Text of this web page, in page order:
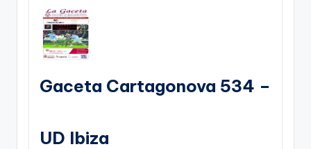
Gaceta Cartagonova 534 –
UD Ibiza